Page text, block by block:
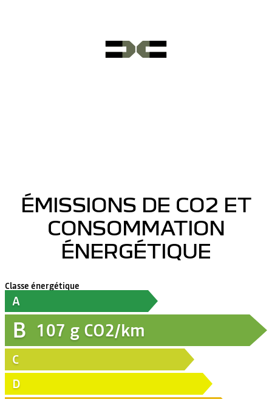
ÉMISSIONS DE CO2 ET
CONSOMMATION
ÉNERGÉTIQUE
Classe énergétique
A
B 107 g CO2/km
C
D